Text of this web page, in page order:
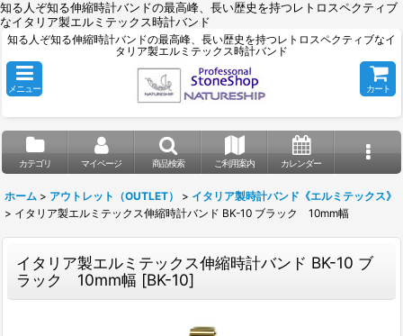
知る人ぞ知る伸縮時計バンドの最高峰、長い歴史を持つレトロスペクティブ
なイタリア製エルミテックス時計バンド
知る人ぞ知る伸縮時計バンドの最高峰、長い歴史を持つレトロスペクティブなイ
タリア製エルミテックス時計バンド
メニュー カート
カテゴリ マイページ 商品検索 ご利用案内 カレンダー
ホーム > アウトレット（OUTLET） > イタリア製時計バンド《エルミテックス》
> イタリア製エルミテックス伸縮時計バンド BK-10 ブラック 10mm幅
イタリア製エルミテックス伸縮時計バンド BK-10 ブ
ラック 10mm幅 [BK-10]